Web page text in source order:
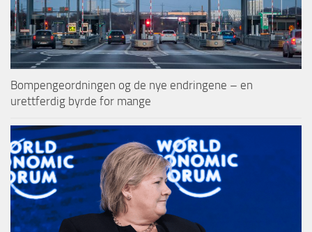
Bompengeordningen og de nye endringene – en
urettferdig byrde for mange